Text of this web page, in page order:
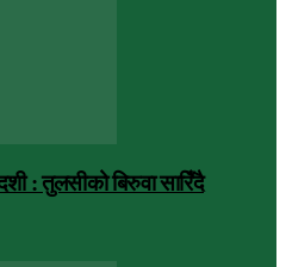
: तुलसीको बिरुवा सारिँदै